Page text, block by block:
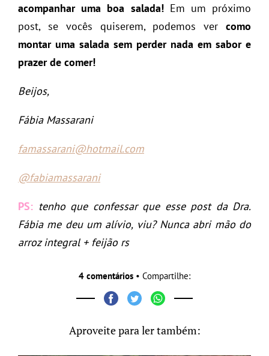
acompanhar uma boa salada!Em um próximo
post, se vocês quiserem, podemos ver como
montar uma salada sem perder nada em sabor e
prazer de comer!
Beijos,
Fábia Massarani
famassarani@hotmail.com
@fabiamassarani
PS: tenho que confessar que esse post da Dra.
Fábia me deu um alívio, viu? Nunca abri mão do
arroz integral + feijão rs
4 comentários • Compartilhe:
Aproveite para ler também: